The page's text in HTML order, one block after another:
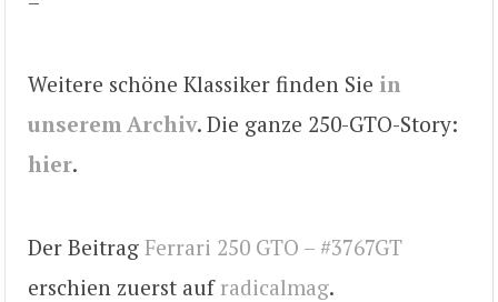
Weitere schöne Klassiker finden Sie in
unserem Archiv. Die ganze 250-GTO-Story:
hier.
Der Beitrag Ferrari 250 GTO – #3767GT
erschien zuerst auf radicalmag.